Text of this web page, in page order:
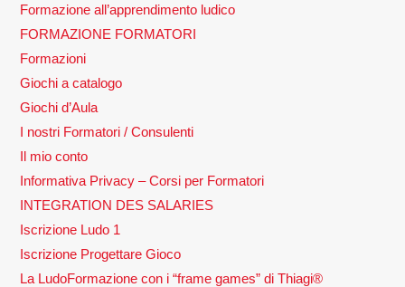
Formazione all’apprendimento ludico
FORMAZIONE FORMATORI
Formazioni
Giochi a catalogo
Giochi d’Aula
I nostri Formatori / Consulenti
Il mio conto
Informativa Privacy – Corsi per Formatori
INTEGRATION DES SALARIES
Iscrizione Ludo 1
Iscrizione Progettare Gioco
La LudoFormazione con i “frame games” di Thiagi®